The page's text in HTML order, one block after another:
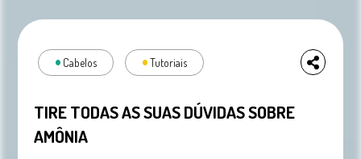
Cabelos Tutoriais
TIRE TODAS AS SUAS DÚVIDAS SOBRE
AMÔNIA